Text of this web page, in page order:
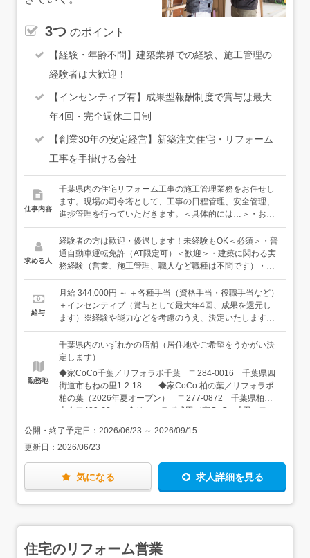
3つ のポイント
【経験・年齢不問】建築業界での経験、施工管理の
経験者は大歓迎！
【インセンティブ有】成果型報酬制度で賞与は最大
年4回・完全週休二日制
【創業30年の安定経営】新築注文住宅・リフォーム
工事を手掛ける会社
仕事内容
千葉県内の住宅リフォーム工事の施工管理業務をお任せし
ます。現場の司令塔として、工事の日程管理、安全管理、
進捗管理を行っていただきます。＜具体的には…＞・お客
様や社内のスタッフ、職人との打ち合わせ・工事の日程管
理、安全管理、進捗管理・資材発注・お客様への引き渡し
など＜入社したら…＞最初は、先輩社員に同行し、仕事の
流れを覚えていただきます。営業や職人、協力会社、商社
かで、経験と知識が豊富な人が多いです。新しいことも勉
強しながら、少しずつ仕事に慣れていっていただけます
よ。＜キャリアパス＞施工管理を続けていくことはもちろ
などへのキャリアチェンジも可能です。実際に、施工管理
から設計職へチャレンジして活躍している先輩社員もいま
す！★会社全体で施工管理は11名。元ゼネコンや建築業界
の経験者が多く活躍しています！★現場は北西部を中心と
した千葉県内。配属は店舗所属ですが、現場はエリア内複
数店舗をまたいで担当します。
求める人
経験者の方は歓迎・優遇します！未経験もOK＜必須＞・普
通自動車運転免許（AT限定可）＜歓迎＞・建築に関わる実
務経験（営業、施工管理、職人など職種は不問です）・施
工管理の実務経験＜こんな方に向いています＞・建築に興
味がある方・建築業界経験を活かして、長く続けていきた
い方・収入アップを目指している方★建築施工管理技士な
ど資格をお持ちの方は資格手当もあります。もちろん、入
給与
月給 344,000円 ～ ＋各種手当（資格手当・役職手当など）
＋インセンティブ（賞与として最大年4回、成果を還元し
ます）※経験や能力などを考慮のうえ、決定いたします。
＜年収例＞680万円／入社3年目、37歳850万円／入社9年
目、45歳
勤務地
千葉県内のいずれかの店舗（居住地やご希望をうかがい決
定します）
◆家CoCo千葉／リフォラボ千葉 〒284-0016 千葉県四
街道市もねの里1-2-18 ◆家CoCo 柏の葉／リフォラボ
柏の葉（2026年夏オープン） 〒277-0872 千葉県柏市
十余二409-63 ◆リフォラボ成田／家CoCo 成田 〒
ールーム前） ◆リフォラボ船橋 〒274-0077 千葉県
船橋市薬円台2-23-7 ◆リフォラボ松戸 〒270-2214
千葉県松戸市松飛台392-12 ◆家CoCo Bay幕張／リフ
ォラボ Bay幕張 〒261-0013 千葉県千葉市美浜区打瀬2-
11 パティオス6番街 ◆家CoCo 船橋 〒274-0821 千
公開・終了予定日： 2026/06/23 ～ 2026/09/15
更新日： 2026/06/23
気になる 求人詳細を見る
住宅のリフォーム営業